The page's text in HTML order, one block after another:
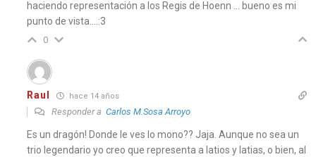
haciendo representación a los Regis de Hoenn … bueno es mi
punto de vista….:3
0
Raul hace 14 años
Responder aCarlos M.Sosa Arroyo
Es un dragón! Donde le ves lo mono?? Jaja. Aunque no sea un
trio legendario yo creo que representa a latios y latias, o bien, al